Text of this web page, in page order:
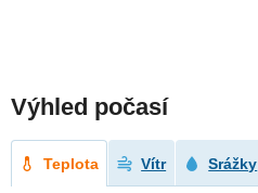
Výhled počasí
Teplota Vítr Srážky